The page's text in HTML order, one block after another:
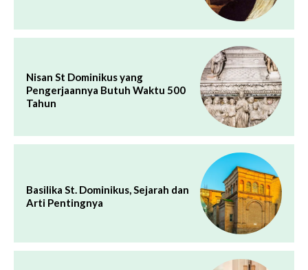
Nisan St Dominikus yang
Pengerjaannya Butuh Waktu 500
Tahun
Basilika St. Dominikus, Sejarah dan
Arti Pentingnya